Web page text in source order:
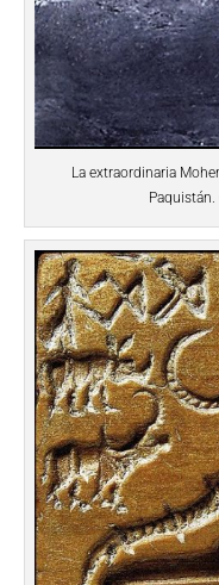
La extraordinaria
Paquistán.